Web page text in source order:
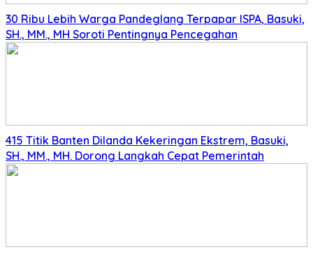
30 Ribu Lebih Warga Pandeglang Terpapar ISPA, Basuki,
SH., MM., MH Soroti Pentingnya Pencegahan
415 Titik Banten Dilanda Kekeringan Ekstrem, Basuki,
SH., MM., MH. Dorong Langkah Cepat Pemerintah